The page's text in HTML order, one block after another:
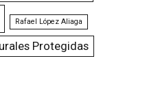
Rafael López Aliaga
Protegidas